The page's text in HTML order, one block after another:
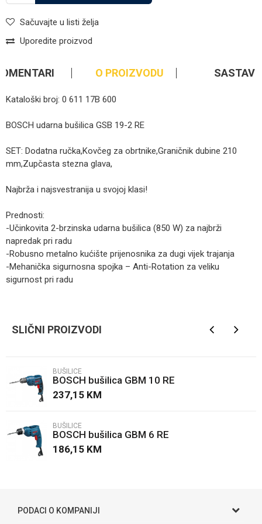
Sačuvajte u listi želja
Uporedite proizvod
O PROIZVODU SASTAV
Kataloški broj: 0 611 17B 600
BOSCH udarna bušilica GSB 19-2 RE
SET: Dodatna ručka,Kovčeg za obrtnike,Graničnik dubine 210
mm,Zupčasta stezna glava,
Najbrža i najsvestranija u svojoj klasi!
Prednosti:
-Učinkovita 2-brzinska udarna bušilica (850 W) za najbrži
napredak pri radu
-Robusno metalno kućište prijenosnika za dugi vijek trajanja
-Mehanička sigurnosna spojka – Anti-Rotation za veliku
sigurnost pri radu
Poruka
SLIČNI PROIZVODI
BUŠILICE
BOSCH bušilica GBM 10 RE
237,15 KM
BUŠILICE
BOSCH bušilica GBM 6 RE
186,15 KM
PODACI O KOMPANIJI